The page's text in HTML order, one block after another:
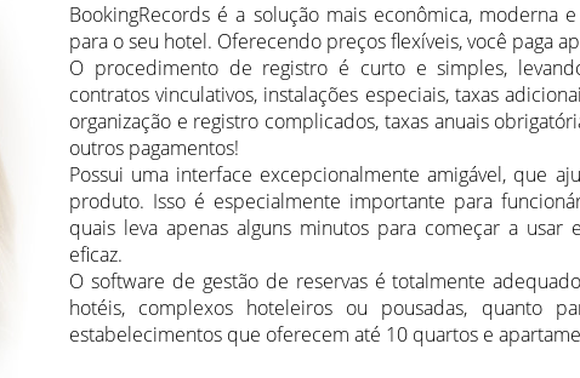
ВookingRecords é a solução mais econômica, moderna
para o seu hotel. Oferecendo preços flexíveis, você paga
O procedimento de registro é curto e simples,
contratos vinculativos, instalações especiais, taxas
organização e registro complicados, taxas anuais
outros pagamentos!
Possui uma interface excepcionalmente amigável, que
produto. Isso é especialmente importante para
quais leva apenas alguns minutos para começar a
eficaz.
O software de gestão de reservas é totalmente
hotéis, complexos hoteleiros ou pousadas, quanto
estabelecimentos que oferecem até 10 quartos e